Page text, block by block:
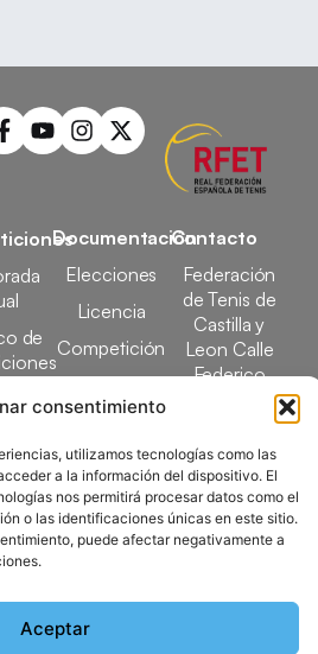
consentimiento
utilizamos tecnologías como las
a la información del dispositivo. El
nos permitirá procesar datos como el
o las identificaciones únicas en este sitio.
puede afectar negativamente a
Aceptar
de
Documentación
Elecciones
Licencia
Competición
Docencia
Contacto
Federación
de Tenis de
Castilla y
Leon Calle
Federico
García Lorca,
Valladolid
983 24 94 26
de Tenis de Castilla y León |
por